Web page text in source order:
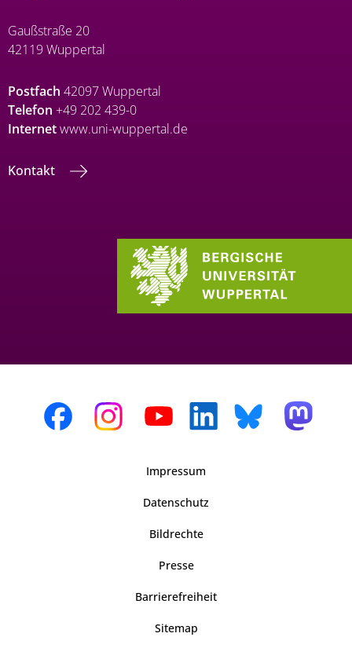
Gaußstraße 20
42119 Wuppertal
Postfach 42097 Wuppertal
Telefon +49 202 439-0
Internetwww.uni-wuppertal.de
Kontakt
Impressum
Datenschutz
Bildrechte
Presse
Barrierefreiheit
Sitemap